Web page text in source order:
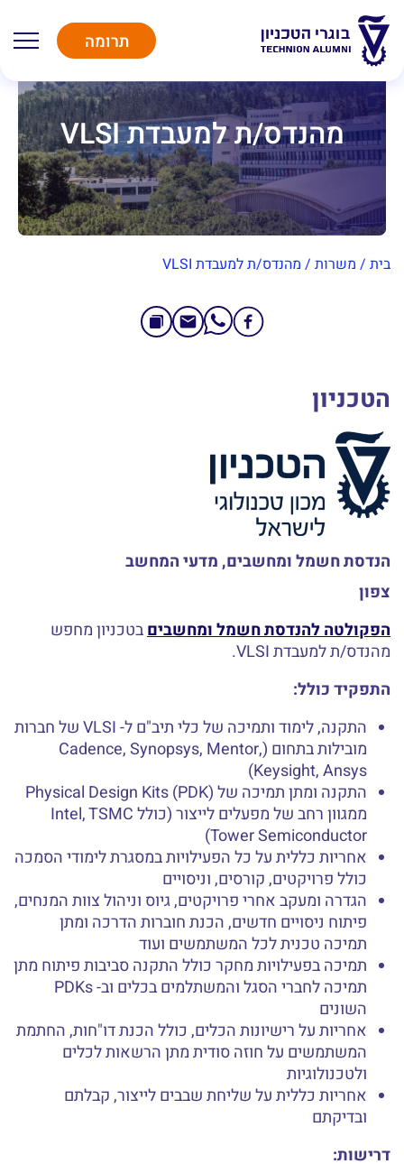
תרומה
מהנדס/ת למעבדת VLSI
בית / משרות / מהנדס/ת למעבדת VLSI
הטכניון
הנדסת חשמל ומחשבים, מדעי המחשב
צפון
הפקולטה להנדסת חשמל ומחשביםבטכניון מחפש
מהנדס/ת למעבדת VLSI.
התפקיד כולל:
התקנה, לימוד ותמיכה של כלי תיב"ם ל- VLSI של חברות
מובילות בתחום (Cadence, Synopsys, Mentor,
Keysight, Ansys)
התקנה ומתן תמיכה של Physical Design Kits (PDK)
ממגוון רחב של מפעלים לייצור (כולל Intel, TSMC
Tower Semiconductor)
אחריות כללית על כל הפעילויות במסגרת לימודי הסמכה
כולל פרויקטים, קורסים, וניסויים
הגדרה ומעקב אחרי פרויקטים, גיוס וניהול צוות המנחים,
פיתוח ניסויים חדשים, הכנת חוברות הדרכה ומתן
תמיכה טכנית לכל המשתמשים ועוד
תמיכה בפעילויות מחקר כולל התקנה סביבות פיתוח מתן
תמיכה לחברי הסגל והמשתלמים בכלים וב- PDKs
השונים
אחריות על רישיונות הכלים, כולל הכנת דו"חות, החתמת
המשתמשים על חוזה סודית מתן הרשאות לכלים
ולטכנולוגיות
אחריות כללית על שליחת שבבים לייצור, קבלתם
ובדיקתם
דרישות: